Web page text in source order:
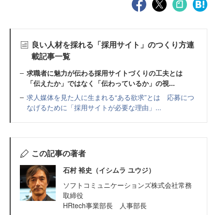
良い人材を採れる「採用サイト」のつくり方連
載記事一覧
求職者に魅力が伝わる採用サイトづくりの工夫とは
「伝えたか」ではなく「伝わっているか」の視...
求人媒体を見た人に生まれる“ある欲求”とは 応募につ
なげるために「採用サイトが必要な理由」...
この記事の著者
石村 裕史（イシムラ ユウジ）
ソフトコミュニケーションズ株式会社常務
取締役
HRtech事業部長 人事部長